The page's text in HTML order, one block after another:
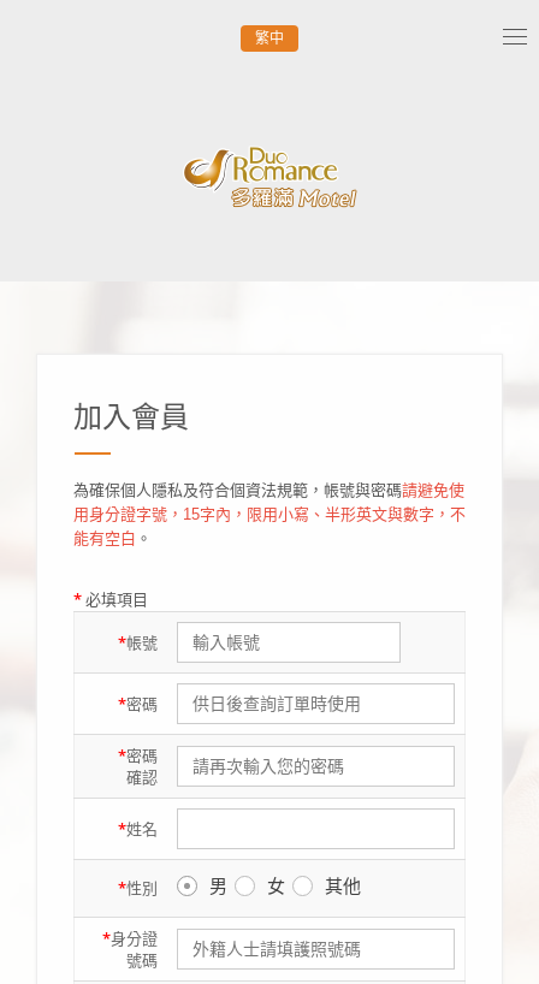
繁中
加入會員
為確保個人隱私及符合個資法規範，帳號與密碼請避免使
用身分證字號，15字內，限用小寫、半形英文與數字，不
能有空白 。
*必填項目
*帳號
*密碼
*密碼
確認
*姓名
*性別 男 女 其他
*身分證
號碼